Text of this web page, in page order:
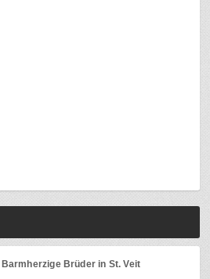
Brüder in St. Veit